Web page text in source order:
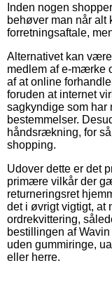
Inden nogen
behøver man når alt
forretningsaftale,
Alternativet kan
medlem af e-mærke
af at online
foruden at internet
sagkyndige som
bestemmelser.
håndsrækning, for
shopping.
Udover dette er det
primære vilkår der
returneringsret
det i øvrigt vigtigt, at
ordrekvittering,
bestillingen af
uden gummiringe,
eller herre.